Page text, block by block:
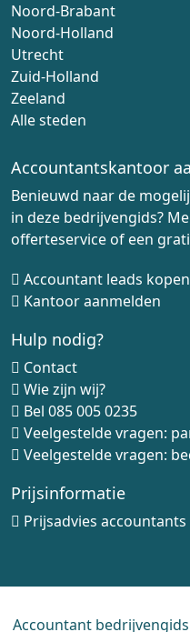
Noord-Brabant
Noord-Holland
Utrecht
Zuid-Holland
Zeeland
Alle steden
Accountantskantoor
Benieuwd naar de
in deze bedrijvengids?
offerteservice of een
Accountant leads kopen
Kantoor aanmelden
Hulp nodig?
Contact
Wie zijn wij?
Bel 085 005 0235
Veelgestelde vragen:
Veelgestelde vragen:
Prijsinformatie
Prijsadvies accountants
Accountant bedrijvengids